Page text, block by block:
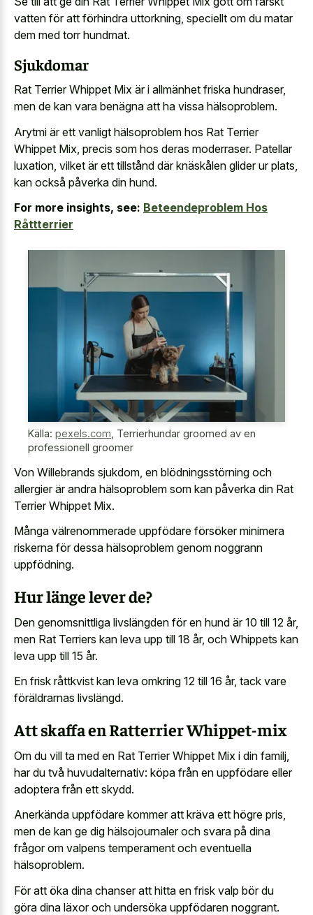
vatten för att förhindra uttorkning, speciellt om du matar
dem med torr hundmat.
Sjukdomar
Rat Terrier Whippet Mix är i allmänhet friska hundraser,
men de kan vara benägna att ha vissa hälsoproblem.
Arytmi är ett vanligt hälsoproblem hos Rat Terrier
Whippet Mix, precis som hos deras moderraser. Patellar
luxation, vilket är ett tillstånd där knäskålen glider ur plats,
kan också påverka din hund.
For more insights, see: Beteendeproblem Hos
Råttterrier
Källa: pexels.com, Terrierhundar groomed av en
professionell groomer
Von Willebrands sjukdom, en blödningsstörning och
allergier är andra hälsoproblem som kan påverka din Rat
Terrier Whippet Mix.
Många välrenommerade uppfödare försöker minimera
riskerna för dessa hälsoproblem genom noggrann
uppfödning.
Hur länge lever de?
Den genomsnittliga livslängden för en hund är 10 till 12 år,
men Rat Terriers kan leva upp till 18 år, och Whippets kan
leva upp till 15 år.
En frisk råttkvist kan leva omkring 12 till 16 år, tack vare
föräldrarnas livslängd.
Att skaffa en Ratterrier Whippet-mix
Om du vill ta med en Rat Terrier Whippet Mix i din familj,
har du två huvudalternativ: köpa från en uppfödare eller
adoptera från ett skydd.
Anerkända uppfödare kommer att kräva ett högre pris,
men de kan ge dig hälsojournaler och svara på dina
frågor om valpens temperament och eventuella
hälsoproblem.
För att öka dina chanser att hitta en frisk valp bör du
göra dina läxor och undersöka uppfödaren noggrant.